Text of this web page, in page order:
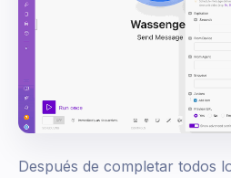
Después de completar todos